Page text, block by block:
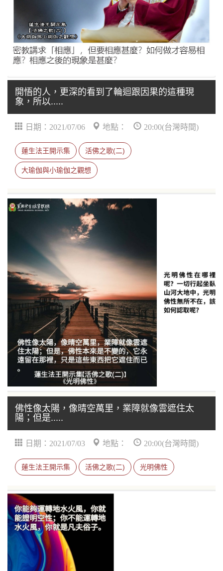
開悟的人，更深的看到了輪迴跟因果的這種現
象，所以.....
日期：2021/07/06 地點： 20:00(台灣時間)
蓮生法王開示集 活佛之歌(二)
大瑜伽與小瑜伽之觀想
佛性像太陽，像晴空萬里，業障就像雲遮住太
陽；但是.....
日期：2021/07/03 地點： 20:00(台灣時間)
蓮生法王開示集 活佛之歌(二) 光明佛性